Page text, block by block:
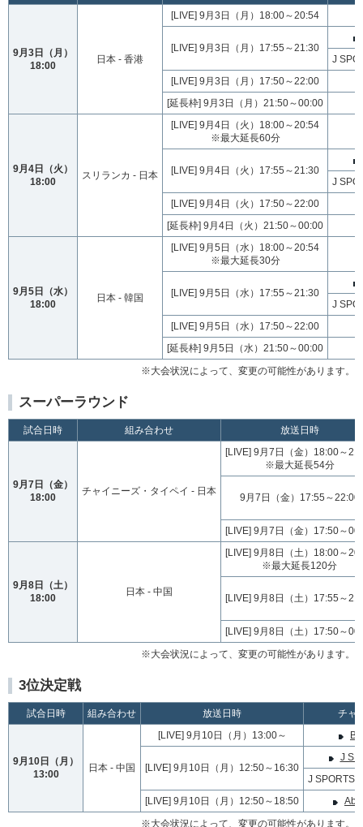
9月3日（月）
18:00
日本 - 香港
[LIVE] 9月3日（月）18:00～20:54
[LIVE] 9月3日（月）17:55～21:30
J
[LIVE] 9月3日（月）17:50～22:00
[延長枠] 9月3日（月）21:50～00:00
9月4日（火）
18:00
スリランカ - 日本
[LIVE] 9月4日（火）18:00～20:54
※最大延長60分
[LIVE] 9月4日（火）17:55～21:30
J
[LIVE] 9月4日（火）17:50～22:00
[延長枠] 9月4日（火）21:50～00:00
9月5日（水）
18:00
日本 - 韓国
[LIVE] 9月5日（水）18:00～20:54
※最大延長30分
[LIVE] 9月5日（水）17:55～21:30
J
[LIVE] 9月5日（水）17:50～22:00
[延長枠] 9月5日（水）21:50～00:00
※大会状況によって、変更の可能性があります。
スーパーラウンド
試合日時 組み合わせ 放送日時
9月7日（金）
18:00
チャイニーズ・タイペイ - 日本
[LIVE] 9月7日（金）18:00～
※最大延長54分
9月7日（金）17:55～22:00
[LIVE] 9月7日（金）17:50～
9月8日（土）
18:00
日本 - 中国
[LIVE] 9月8日（土）18:00～
※最大延長120分
[LIVE] 9月8日（土）17:55～
[LIVE] 9月8日（土）17:50～
※大会状況によって、変更の可能性があります。
3位決定戦
試合日時 組み合わせ 放送日時 チャ
9月10日（月）
13:00
日本 - 中国
[LIVE] 9月10日（月）13:00～
[LIVE] 9月10日（月）12:50～16:30
J
J SPORTS
[LIVE] 9月10日（月）12:50～18:50
※大会状況によって、変更の可能性があります。